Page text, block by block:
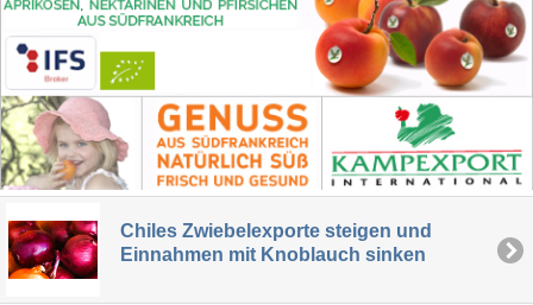
Chiles Zwiebelexporte steigen und
Einnahmen mit Knoblauch sinken